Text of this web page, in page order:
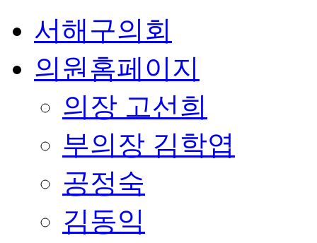
서해구의회
의원홈페이지
의장 고선희
부의장 김학엽
공정숙
김동익